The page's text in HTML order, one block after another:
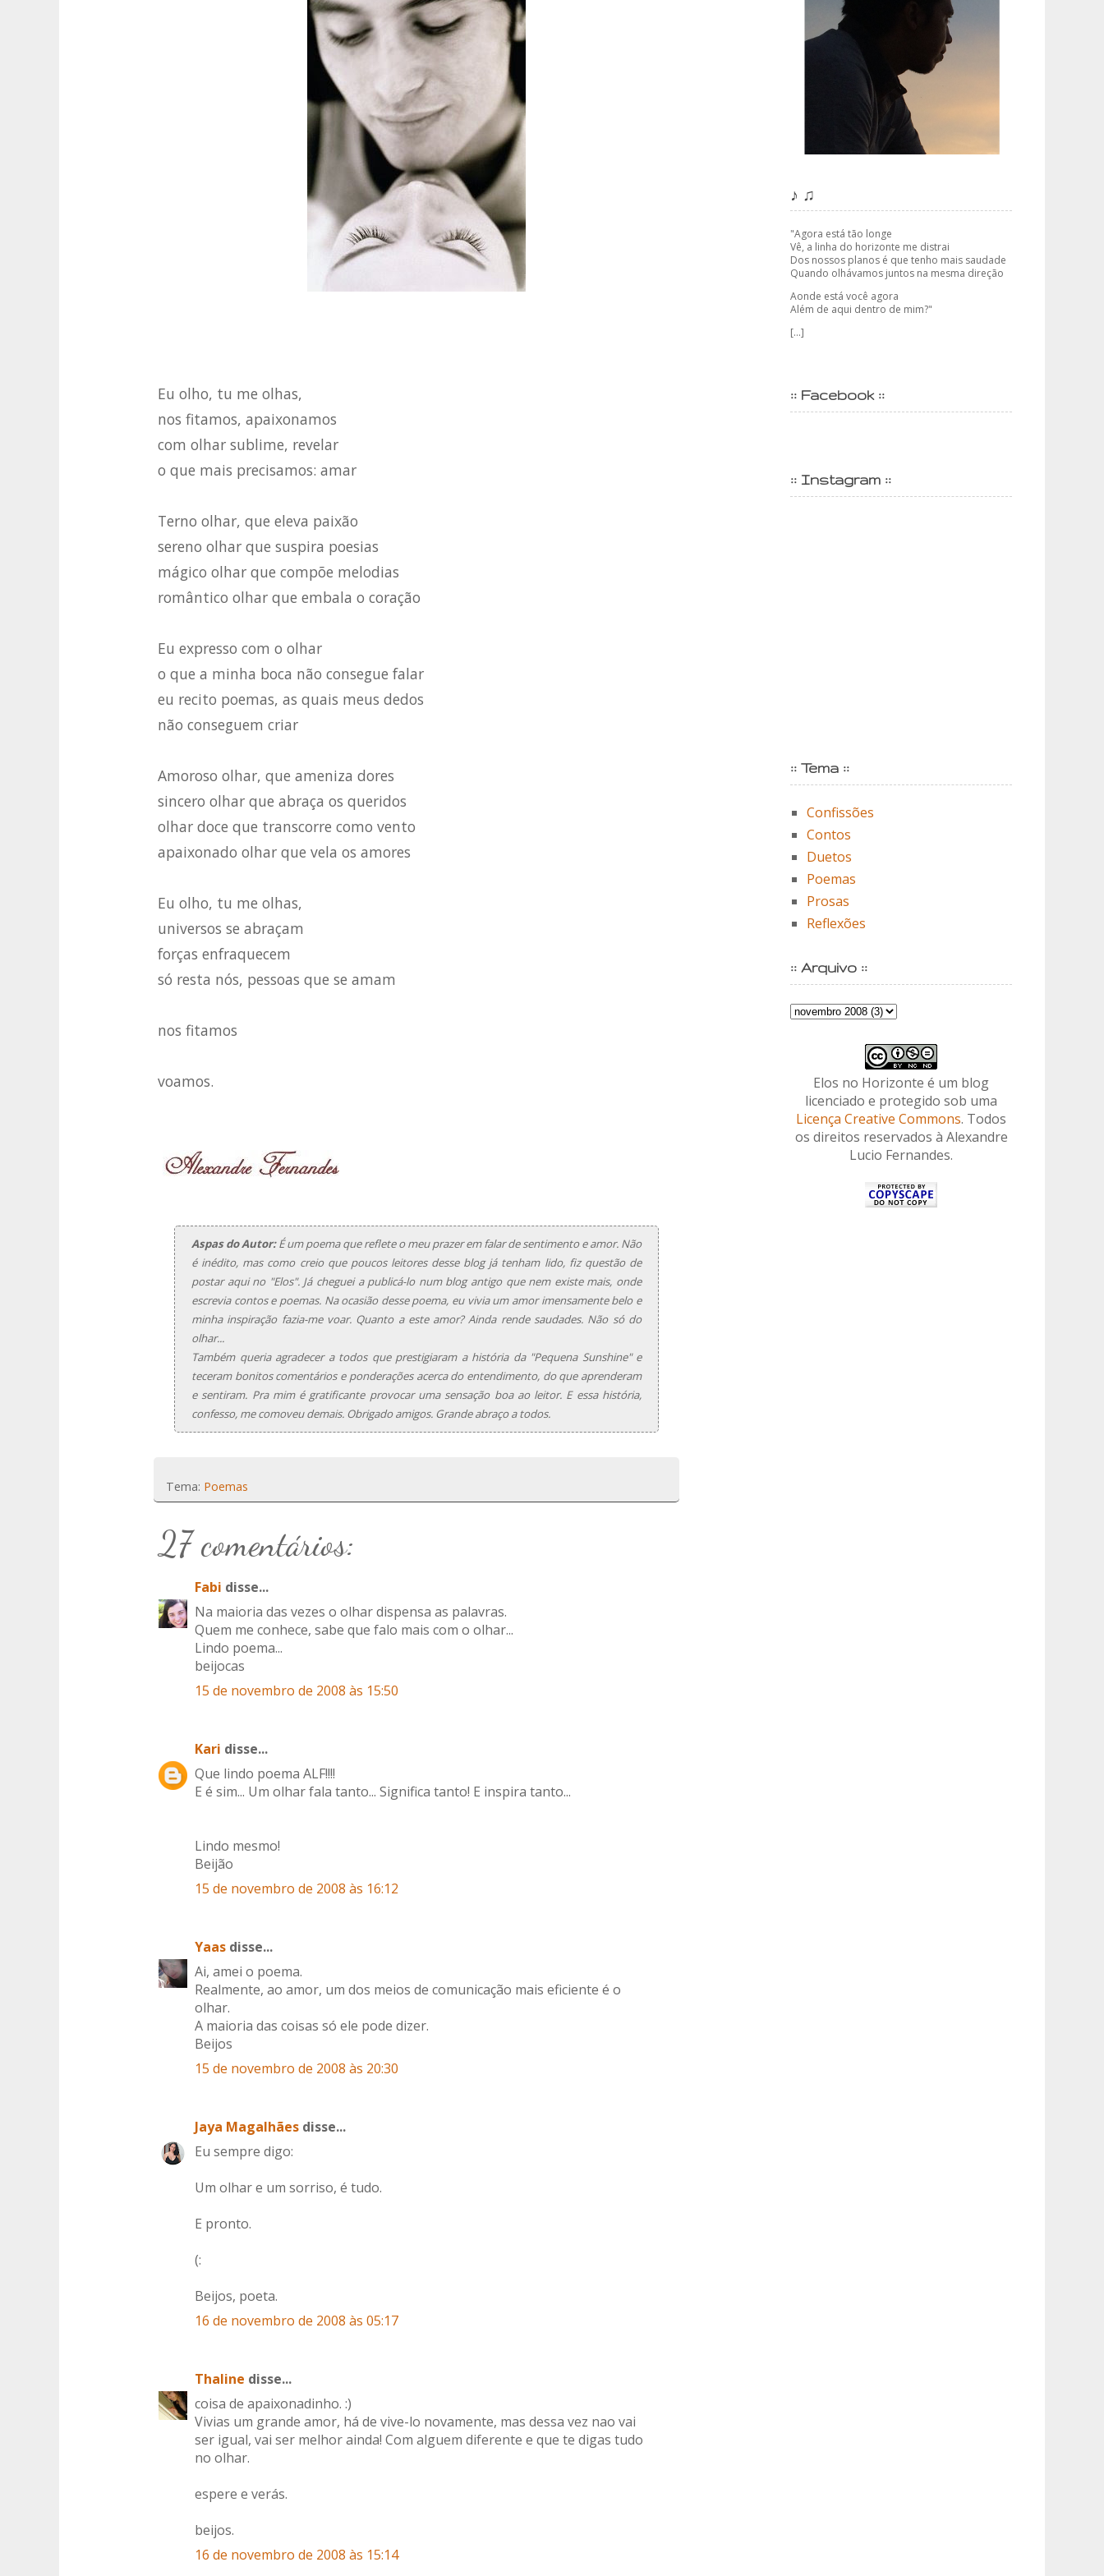
Eu olho, tu me olhas,
nos fitamos, apaixonamos
com olhar sublime, revelar
o que mais precisamos: amar
Terno olhar, que eleva paixão
sereno olhar que suspira poesias
mágico olhar que compõe melodias
romântico olhar que embala o coração
Eu expresso com o olhar
o que a minha boca não consegue falar
eu recito poemas, as quais meus dedos
não conseguem criar
Amoroso olhar, que ameniza dores
sincero olhar que abraça os queridos
olhar doce que transcorre como vento
apaixonado olhar que vela os amores
Eu olho, tu me olhas,
universos se abraçam
forças enfraquecem
só resta nós, pessoas que se amam
nos fitamos
voamos.
Aspas do Autor:É um poema que reflete o meu prazer em falar de sentimento e amor. Não
é inédito, mas como creio que poucos leitores desse blog já tenham lido, fiz questão de
postar aqui no "Elos". Já cheguei a publicá-lo num blog antigo que nem existe mais, onde
escrevia contos e poemas. Na ocasião desse poema, eu vivia um amor imensamente belo e
minha inspiração fazia-me voar. Quanto a este amor? Ainda rende saudades. Não só do
olhar...
Também queria agradecer a todos que prestigiaram a história da "Pequena Sunshine" e
teceram bonitos comentários e ponderações acerca do entendimento, do que aprenderam
e sentiram. Pra mim é gratificante provocar uma sensação boa ao leitor. E essa história,
confesso, me comoveu demais. Obrigado amigos. Grande abraço a todos.
Tema: Poemas
27 comentários:
Fabi disse...
Na maioria das vezes o olhar dispensa as palavras.
Quem me conhece, sabe que falo mais com o olhar...
Lindo poema...
beijocas
15 de novembro de 2008 às 15:50
Kari disse...
Que lindo poema ALF!!!!
E é sim... Um olhar fala tanto... Significa tanto! E inspira tanto...
Lindo mesmo!
Beijão
15 de novembro de 2008 às 16:12
Yaas disse...
Ai, amei o poema.
Realmente, ao amor, um dos meios de comunicação mais eficiente é o
olhar.
A maioria das coisas só ele pode dizer.
Beijos
15 de novembro de 2008 às 20:30
Jaya Magalhães disse...
Eu sempre digo:
Um olhar e um sorriso, é tudo.
E pronto.
(:
Beijos, poeta.
16 de novembro de 2008 às 05:17
Thaline disse...
coisa de apaixonadinho. :)
Vivias um grande amor, há de vive-lo novamente, mas dessa vez nao vai
ser igual, vai ser melhor ainda! Com alguem diferente e que te digas tudo
no olhar.
espere e verás.
beijos.
16 de novembro de 2008 às 15:14
♪ ♫
"Agora está tão longe
Vê, a linha do horizonte me distrai
Dos nossos planos é que tenho mais saudade
Quando olhávamos juntos na mesma direção
Aonde está você agora
Além de aqui dentro de mim?"
[...]
:: Facebook ::
:: Instagram ::
:: Tema ::
Confissões
Contos
Duetos
Poemas
Prosas
Reflexões
:: Arquivo ::
Elos no Horizonte é um blog
licenciado e protegido sob uma
Licença Creative Commons. Todos
os direitos reservados à Alexandre
Lucio Fernandes.